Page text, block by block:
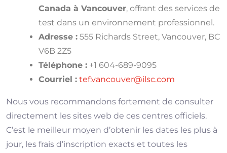
Canada à Vancouver, offrant des services de
test dans un environnement professionnel.
Adresse : 555 Richards Street, Vancouver, BC
V6B 2Z5
Téléphone : +1 604-689-9095
Courriel : tef.vancouver@ilsc.com
Nous vous recommandons fortement de consulter
directement les sites web de ces centres officiels.
C’est le meilleur moyen d’obtenir les dates les plus à
jour, les frais d’inscription exacts et toutes les